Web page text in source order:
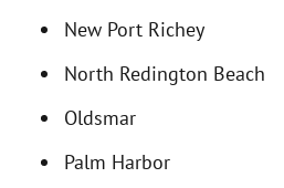
New Port Richey
North Redington Beach
Oldsmar
Palm Harbor